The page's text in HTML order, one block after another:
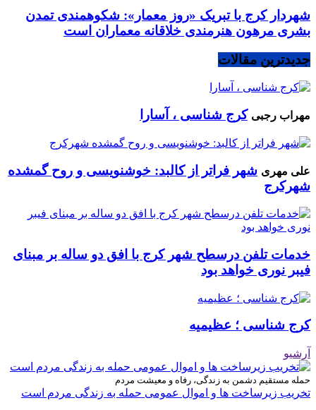
شهردار کرج با تبریک «روز معمار»: شکوهمندی تمدن
بشری مرهون هنرمندی خلاقانه معماران است
جدیدترین مقالات
مهراب رجبی کرج شناسی ، آسارا
علی مهری شهر فراتر از کالبد: خوشنویسی و روح گمشده
شهرکرج
خدمات تلفن درسطح شهر کرج با افق دو ساله بر مبنای
فیبر نوری خواهد بود
کرج شناسی ؛ عظیمیه
آرشیو
حمله مستقیم دشمن به زندگی، رفاه و معیشت مردم
تخریب زیرساخت ها و اموال عمومی حمله به زندگی مردم است